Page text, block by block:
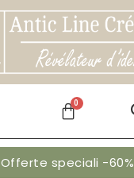
Offerte speciali -60%